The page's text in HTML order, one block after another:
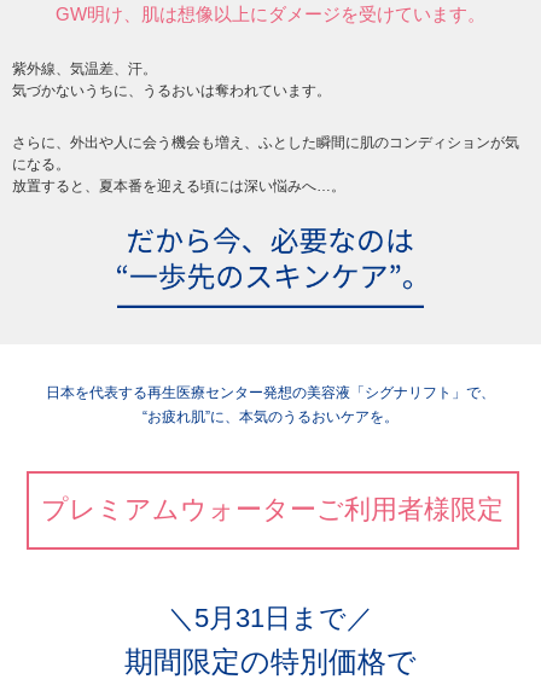
GW明け、肌は想像以上にダメージを受けています。
紫外線、気温差、汗。
気づかないうちに、うるおいは奪われています。
さらに、外出や人に会う機会も増え、ふとした瞬間に肌のコンディションが気
になる。
放置すると、夏本番を迎える頃には深い悩みへ…。
日本を代表する再生医療センター発想の美容液「シグナリフト」で、
“お疲れ肌”に、本気のうるおいケアを。
プレミアムウォーターご利用者様限定
＼5月31日まで／
期間限定の特別価格で